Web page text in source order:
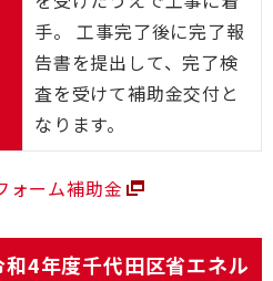
手。 工事完了後に完了報
告書を提出して、完了検
査を受けて補助金交付と
なります。
ォーム補助金
和4年度千代田区省エネル